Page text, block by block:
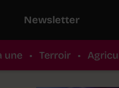
Newsletter
une • Terroir •